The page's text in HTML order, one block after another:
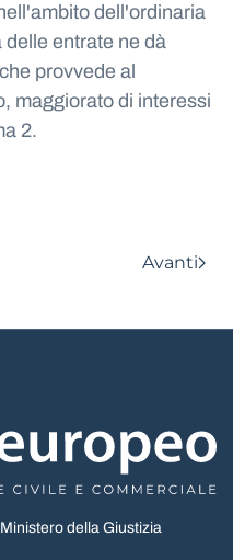
dell'ordinaria
entrate ne dà
provvede al
maggiorato di interessi
2.
Avanti
della Giustizia